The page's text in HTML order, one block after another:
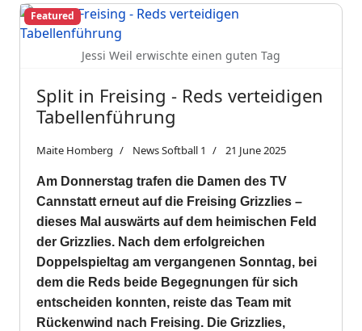
Jessi Weil erwischte einen guten Tag
Featured
Split in Freising - Reds verteidigen
Tabellenführung
Maite Homberg News Softball 1 21 June 2025
Am Donnerstag trafen die Damen des TV
Cannstatt erneut auf die Freising Grizzlies –
dieses Mal auswärts auf dem heimischen Feld
der Grizzlies. Nach dem erfolgreichen
Doppelspieltag am vergangenen Sonntag, bei
dem die Reds beide Begegnungen für sich
entscheiden konnten, reiste das Team mit
Rückenwind nach Freising. Die Grizzlies,